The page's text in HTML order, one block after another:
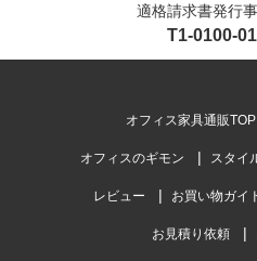
適格請求書発行
T1-0100-
オフィス家具通販TOP
オフィスのギモン スタイ
レビュー お買い物ガイ
お見積り依頼